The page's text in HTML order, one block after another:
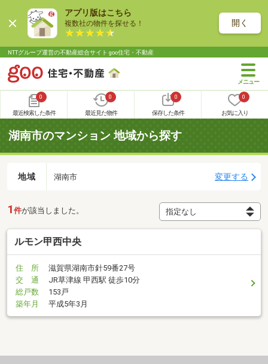
アプリ版はこちら
複数社の物件を探せる！ 開く
NTTグループ運営の不動産総合サイト goo住宅・不動産
0
最近検索した条件
0
最近見た物件
0
保存した条件
0
お気に入り
湖南市のマンション 地域から探す
地域 湖南市 変更する
1 件が該当しました。
ルモン甲西中央
住 所
滋賀県湖南市針59番27号
交 通
JR草津線 甲西駅 徒歩10分
総戸数
153戸
築年月
平成5年3月